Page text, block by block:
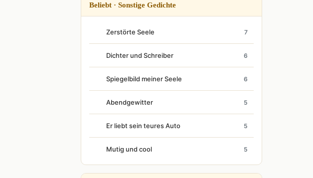
Beliebt · Sonstige Gedichte
Zerstörte Seele 7
Dichter und Schreiber 6
Spiegelbild meiner Seele 6
Abendgewitter 5
Er liebt sein teures Auto 5
Mutig und cool 5